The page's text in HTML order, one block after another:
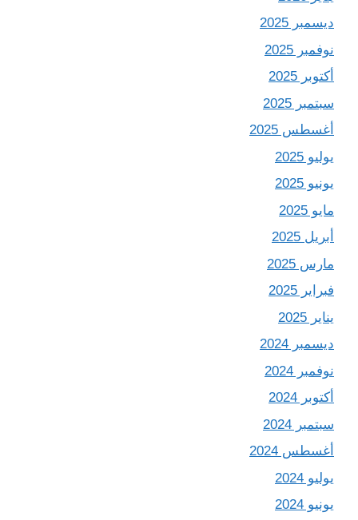
ديسمبر 2025
نوفمبر 2025
أكتوبر 2025
سبتمبر 2025
أغسطس 2025
يوليو 2025
يونيو 2025
مايو 2025
أبريل 2025
مارس 2025
فبراير 2025
يناير 2025
ديسمبر 2024
نوفمبر 2024
أكتوبر 2024
سبتمبر 2024
أغسطس 2024
يوليو 2024
يونيو 2024